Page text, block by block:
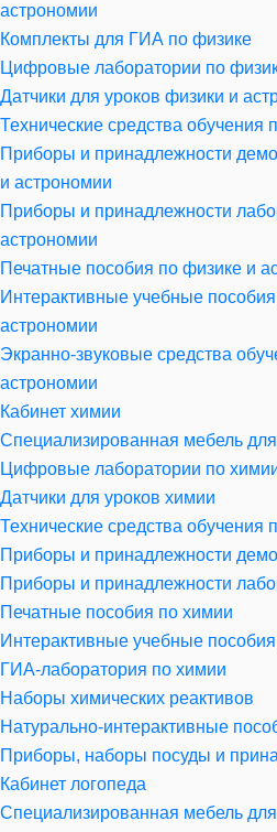
астрономии
Комплекты для ГИА по физике
Цифровые лаборатории по
Датчики для уроков физики и
Технические средства обучения
Приборы и принадлежности
и астрономии
Приборы и принадлежности
астрономии
Печатные пособия по физике и
Интерактивные учебные
астрономии
Экранно-звуковые средства
астрономии
Кабинет химии
Специализированная мебель
Цифровые лаборатории по
Датчики для уроков химии
Технические средства обучения
Приборы и принадлежности
Приборы и принадлежности
Печатные пособия по химии
Интерактивные учебные
ГИА-лаборатория по химии
Наборы химических реактивов
Натурально-интерактивные
Приборы, наборы посуды и
Кабинет логопеда
Специализированная мебель для